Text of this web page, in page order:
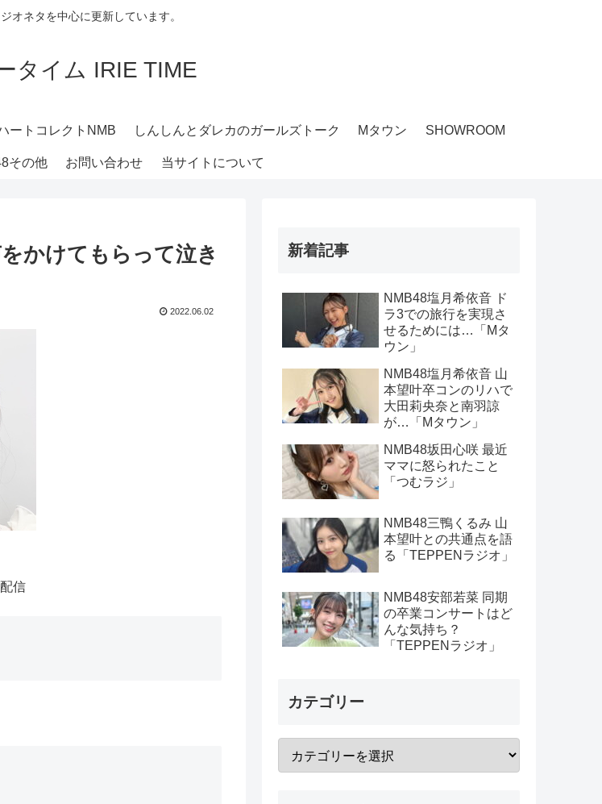
オネタを中心に更新しています。
タイム IRIE TIME
ートコレクトNMB しんしんとダレカのガールズトーク Mタウン SHOWROOM
その他 お問い合わせ 当サイトについて
かけてもらって泣き
2022.06.02
信
新着記事
NMB48塩月希依音 ド
ラ3での旅行を実現さ
せるためには…「Mタ
ウン」
NMB48塩月希依音 山
本望叶卒コンのリハで
大田莉央奈と南羽諒
が…「Mタウン」
NMB48坂田心咲 最近
ママに怒られたこと
「つむラジ」
NMB48三鴨くるみ 山
本望叶との共通点を語
る「TEPPENラジオ」
NMB48安部若菜 同期
の卒業コンサートはど
んな気持ち？
「TEPPENラジオ」
カテゴリー